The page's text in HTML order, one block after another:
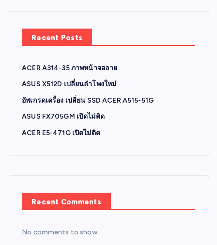
Recent Posts
ACER A314-35 ภาพหน้าจอลาย
ASUS X512D เปลี่ยนลำโพงใหม่
อัพเกรดเครื่อง เปลี่ยน SSD ACER A515-51G
ASUS FX705GM เปิดไม่ติด
ACER E5-471G เปิดไม่ติด
Recent Comments
No comments to show.